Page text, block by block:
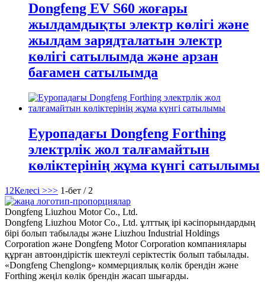
Dongfeng EV S60 жоғары
жылдамдықты электр көлігі және
жылдам зарядталатын электр
көлігі сатылымда және арзан
бағамен сатылымда
Еуропадағы Dongfeng Forthing
электрлік жол талғамайтын
көліктерінің жұма күнгі сатылымы
1 2Келесі >>> 1-бет / 2
Dongfeng Liuzhou Motor Co., Ltd.
Dongfeng Liuzhou Motor Co., Ltd. ұлттық ірі кәсіпорындардың
бірі болып табылады және Liuzhou Industrial Holdings
Corporation және Dongfeng Motor Corporation компаниялары
құрған автоөндірістік шектеулі серіктестік болып табылады.
«Dongfeng Chenglong» коммерциялық көлік брендін және
Forthing жеңіл көлік брендін жасап шығарды.